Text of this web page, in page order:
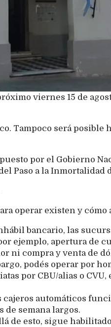
viernes 15 de
Tampoco será
por el Gobierno
Paso a la Inmortalidad
operar existen y cómo
bancario, las
ejemplo, apertura de
ni compra y venta de
podés operar por
por CBU/alias o
cajeros automáticos
de semana largos.
de esto, sigue